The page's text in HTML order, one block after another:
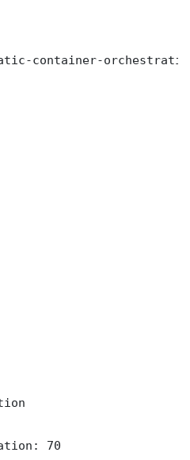
container-
70